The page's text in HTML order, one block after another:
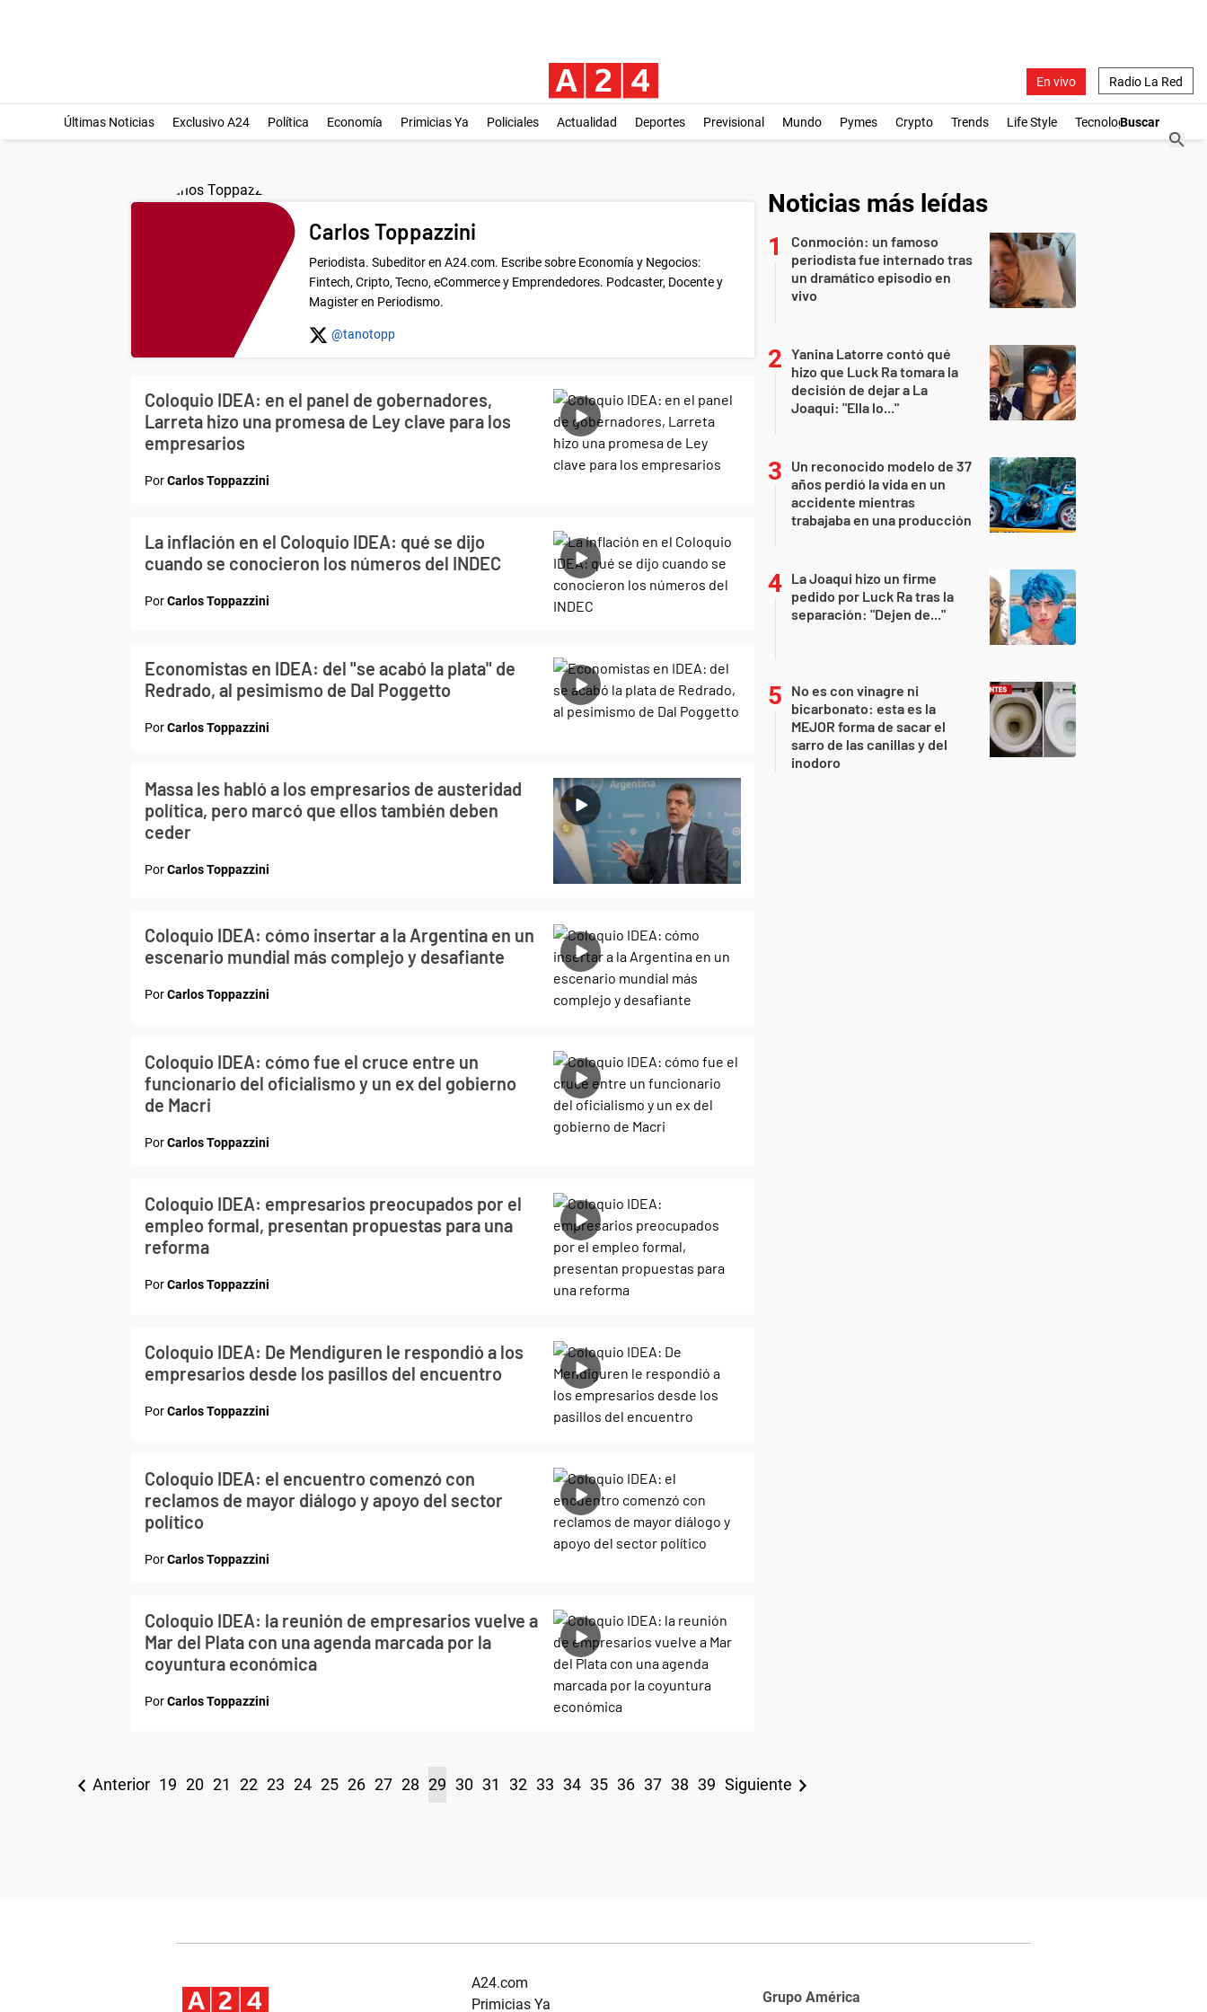
En vivo Radio La Red
Últimas Noticias Exclusivo A24 Política Economía Primicias Ya Policiales Actualidad Deportes Previsional Mundo Pymes Crypto Trends Life Style Tecnología
Carlos Toppazzini
Periodista. Subeditor en A24.com. Escribe sobre Economía y Negocios:
Fintech, Cripto, Tecno, eCommerce y Emprendedores. Podcaster, Docente y
Magister en Periodismo.
@tanotopp
Coloquio IDEA: en el panel de gobernadores,
Larreta hizo una promesa de Ley clave para los
empresarios
PorCarlos Toppazzini
La inflación en el Coloquio IDEA: qué se dijo
cuando se conocieron los números del INDEC
PorCarlos Toppazzini
Economistas en IDEA: del "se acabó la plata" de
Redrado, al pesimismo de Dal Poggetto
PorCarlos Toppazzini
Massa les habló a los empresarios de austeridad
política, pero marcó que ellos también deben
ceder
PorCarlos Toppazzini
Coloquio IDEA: cómo insertar a la Argentina en un
escenario mundial más complejo y desafiante
PorCarlos Toppazzini
Coloquio IDEA: cómo fue el cruce entre un
funcionario del oficialismo y un ex del gobierno
de Macri
PorCarlos Toppazzini
Coloquio IDEA: empresarios preocupados por el
empleo formal, presentan propuestas para una
reforma
PorCarlos Toppazzini
Coloquio IDEA: De Mendiguren le respondió a los
empresarios desde los pasillos del encuentro
PorCarlos Toppazzini
Coloquio IDEA: el encuentro comenzó con
reclamos de mayor diálogo y apoyo del sector
político
PorCarlos Toppazzini
Coloquio IDEA: la reunión de empresarios vuelve a
Mar del Plata con una agenda marcada por la
coyuntura económica
PorCarlos Toppazzini
Anterior 19 20 21 22 23 24 25 26 27 28 29 30 31 32 33 34 35 36 37 38 39 Siguiente
Noticias más leídas
Conmoción: un famoso
periodista fue internado tras
un dramático episodio en
vivo
Yanina Latorre contó qué
hizo que Luck Ra tomara la
decisión de dejar a La
Joaqui: "Ella lo..."
Un reconocido modelo de 37
años perdió la vida en un
accidente mientras
trabajaba en una producción
La Joaqui hizo un firme
pedido por Luck Ra tras la
separación: "Dejen de..."
No es con vinagre ni
bicarbonato: esta es la
MEJOR forma de sacar el
sarro de las canillas y del
inodoro
A24.com
Primicias Ya
Grupo América